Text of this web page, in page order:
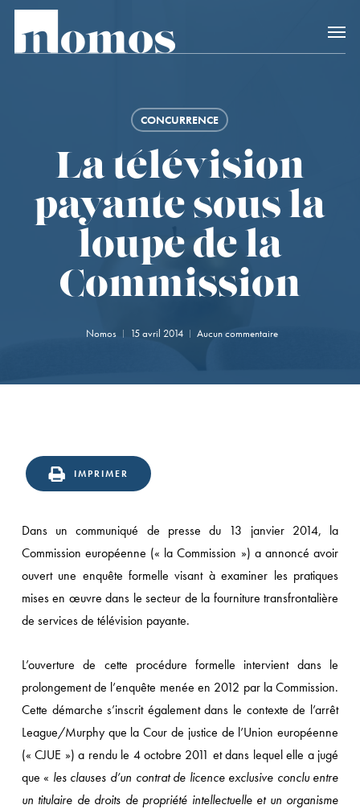
Skip
main
Accès rapide
CONCURRENCE
La télévision
payante sous la
loupe de la
Commission
Nomos 15 avril 2014 Aucun commentaire
IMPRIMER
Dans un communiqué de presse du 13 janvier 2014, la
Commission européenne (« la Commission ») a annoncé avoir
ouvert une enquête formelle visant à examiner les pratiques
mises en œuvre dans le secteur de la fourniture transfrontalière
de services de télévision payante.
L’ouverture de cette procédure formelle intervient dans le
prolongement de l’enquête menée en 2012 par la Commission.
Cette démarche s’inscrit également dans le contexte de l’arrêt
League/Murphy que la Cour de justice de l’Union européenne
(« CJUE ») a rendu le 4 octobre 2011 et dans lequel elle a jugé
que « les clauses d’un contrat de licence exclusive conclu entre
un titulaire de droits de propriété intellectuelle et un organisme